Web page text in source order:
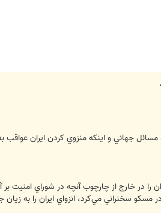
جهاني و اينكه منزوي كردن ايران
را در خارج از چارچوب آنچه در شوراي امنيت
سخنراني مي‌كرد، انزواي ايران را به